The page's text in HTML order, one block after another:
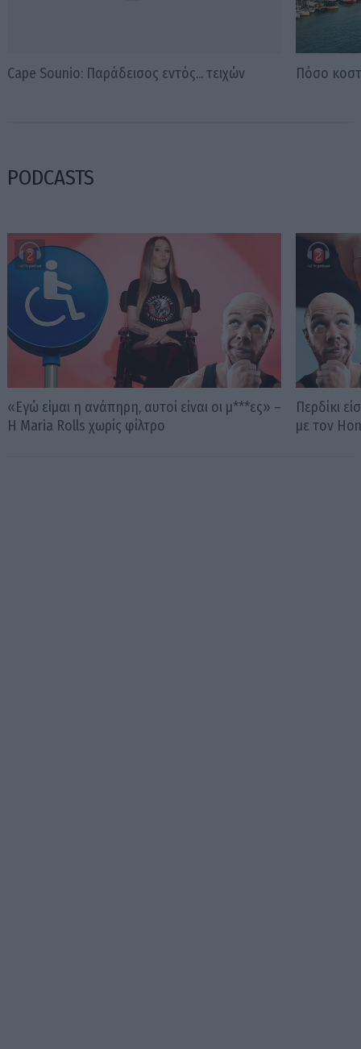
Cape Sounio: Παράδεισος εντός... τειχών Πόσο
PODCASTS
«Εγώ είμαι η ανάπηρη, αυτοί είναι οι μ***ες» –
Η Maria Rolls χωρίς φίλτρο
Περδίκι
με τον